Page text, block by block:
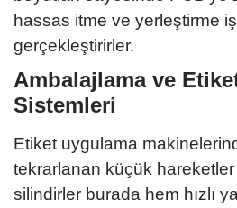
hassas itme ve yerleştirme
gerçekleştirirler.
Ambalajlama ve
Sistemleri
Etiket uygulama
tekrarlanan küçük
silindirler burada hem hızlı